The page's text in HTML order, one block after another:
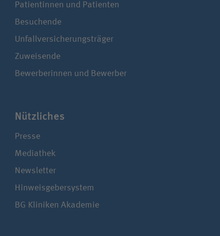
Patientinnen und Patienten
Besuchende
Unfallversicherungsträger
Zuweisende
Bewerberinnen und Bewerber
Nützliches
Presse
Mediathek
Newsletter
Hinweisgebersystem
BG Kliniken Akademie